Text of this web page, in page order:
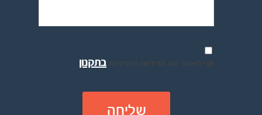
אני מאשר את מדיניות הפרטיות בתקנון